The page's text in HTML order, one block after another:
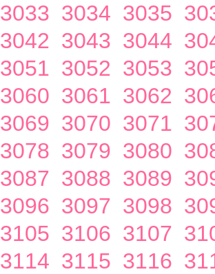
3033 3034 3035
3042 3043 3044
3051 3052 3053
3060 3061 3062
3069 3070 3071
3078 3079 3080
3087 3088 3089
3096 3097 3098
3105 3106 3107
3114 3115 3116